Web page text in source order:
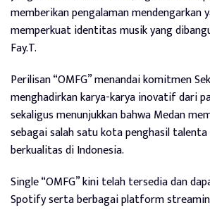
memberikan pengalaman mendengarkan
memperkuat identitas musik yang
Fay.T.
Perilisan “OMFG” menandai komitmen
menghadirkan karya-karya inovatif dari
sekaligus menunjukkan bahwa Medan
sebagai salah satu kota penghasil
berkualitas di Indonesia.
Single “OMFG” kini telah tersedia dan
Spotify serta berbagai platform